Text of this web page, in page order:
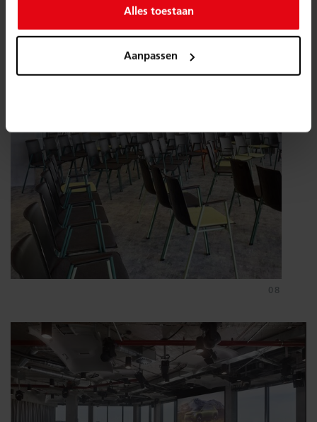
Alles toestaan
Aanpassen